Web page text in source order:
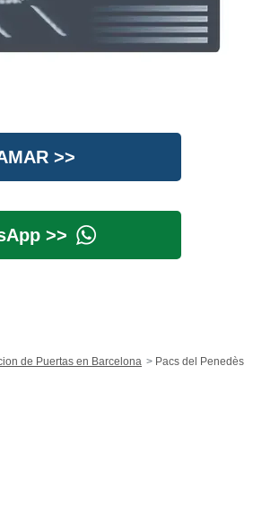
>>
>>
de Puertas en Barcelona Pacs del Penedès